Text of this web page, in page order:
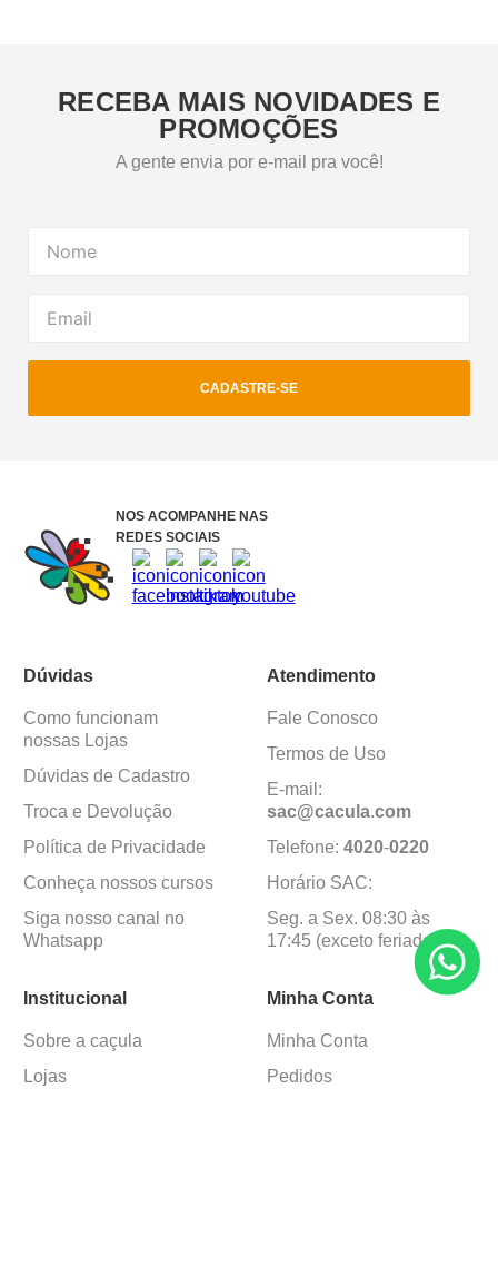
RECEBA MAIS NOVIDADES E
PROMOÇÕES
A gente envia por e-mail pra você!
CADASTRE-SE
NOS ACOMPANHE NAS
REDES SOCIAIS
Dúvidas
Como funcionam
nossas Lojas
Dúvidas de Cadastro
Troca e Devolução
Política de Privacidade
Conheça nossos cursos
Siga nosso canal no
Whatsapp
Atendimento
Fale Conosco
Termos de Uso
E-mail:
sac@cacula.com
Telefone: 4020-0220
Horário SAC:
Seg. a Sex. 08:30 às
17:45 (exceto feriados)
Institucional
Sobre a caçula
Lojas
Minha Conta
Minha Conta
Pedidos